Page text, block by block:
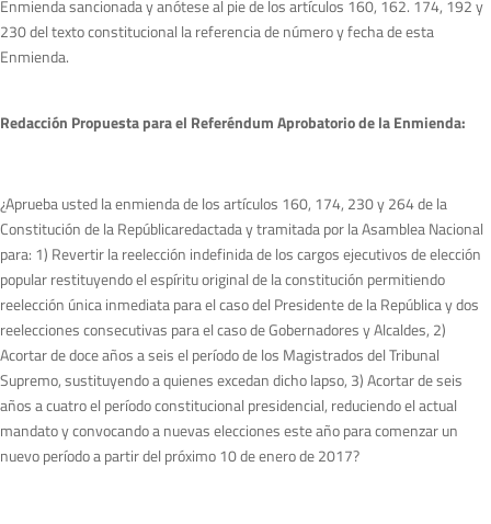
Enmienda sancionada y anótese al pie de los artículos 160, 162. 174, 192 y
230 del texto constitucional la referencia de número y fecha de esta
Enmienda.
Redacción Propuesta para el Referéndum Aprobatorio de la Enmienda:
¿Aprueba usted la enmienda de los artículos 160, 174, 230 y 264 de la
Constitución de la Repúblicaredactada y tramitada por la Asamblea Nacional
para: 1) Revertir la reelección indefinida de los cargos ejecutivos de elección
popular restituyendo el espíritu original de la constitución permitiendo
reelección única inmediata para el caso del Presidente de la República y dos
reelecciones consecutivas para el caso de Gobernadores y Alcaldes, 2)
Acortar de doce años a seis el período de los Magistrados del Tribunal
Supremo, sustituyendo a quienes excedan dicho lapso, 3) Acortar de seis
años a cuatro el período constitucional presidencial, reduciendo el actual
mandato y convocando a nuevas elecciones este año para comenzar un
nuevo período a partir del próximo 10 de enero de 2017?